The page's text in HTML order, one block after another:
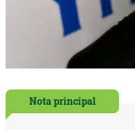
Nota principal